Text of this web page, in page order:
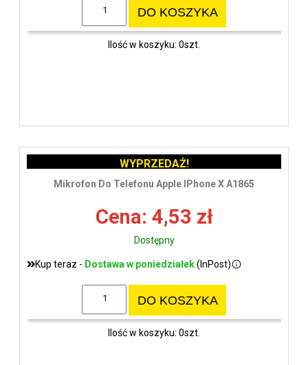
DO KOSZYKA
Ilość w koszyku: 0szt.
Mikrofon Do Telefonu Apple IPhone X A1865
Cena: 4,53 zł
Dostępny
Kup teraz - Dostawa w poniedziałek(InPost)
DO KOSZYKA
Ilość w koszyku: 0szt.
WYPRZEDAŻ!